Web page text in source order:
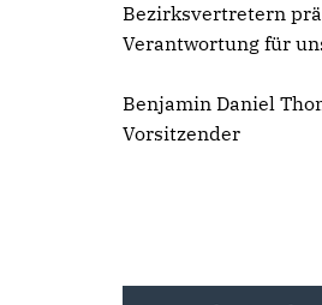
Bezirksvertretern
Verantwortung für
Benjamin Daniel
Vorsitzender